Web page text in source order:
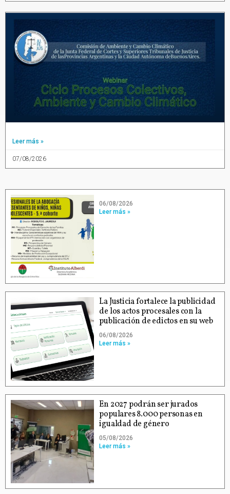
Leer más »
07/08/2026
06/08/2026
Leer más »
La Justicia fortalece la publicidad
de los actos procesales con la
publicación de edictos en su web
06/08/2026
Leer más »
En 2027 podrán ser jurados
populares 8.000 personas en
igualdad de género
05/08/2026
Leer más »